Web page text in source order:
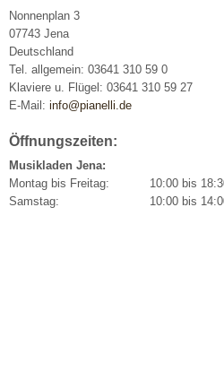
Nonnenplan 3
07743 Jena
Deutschland
Tel. allgemein: 03641 310 59 0
Klaviere u. Flügel: 03641 310 59 27
E-Mail: info@pianelli.de
Öffnungszeiten:
Musikladen Jena:
Montag bis Freitag:
10:00 bis
Samstag:
10:00 bis